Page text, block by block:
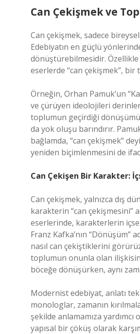
Can Çekişmek ve
Can çekişmek, sadece
Edebiyatın en güçlü
dönüştürebilmesidir. Özellikle
eserlerde “can çekişmek”,
Örneğin, Orhan Pamuk’un
ve çürüyen ideolojileri
toplumun geçirdiği
da yok oluşu barındırır.
bağlamda, “can çekişmek”
yeniden biçimlenmesini de
Can Çekişen Bir Karakter:
Can çekişmek, yalnızca dış
karakterin “can çekişmesini”
eserlerinde, karakterlerin içsel
Franz Kafka’nın
nasıl can çekiştiklerini
toplumun onunla olan
böceğe dönüşürken, aynı
Modernist edebiyat, anlatı
monologlar, zamanın
şekilde anlamamıza
yapısal bir çöküş olarak